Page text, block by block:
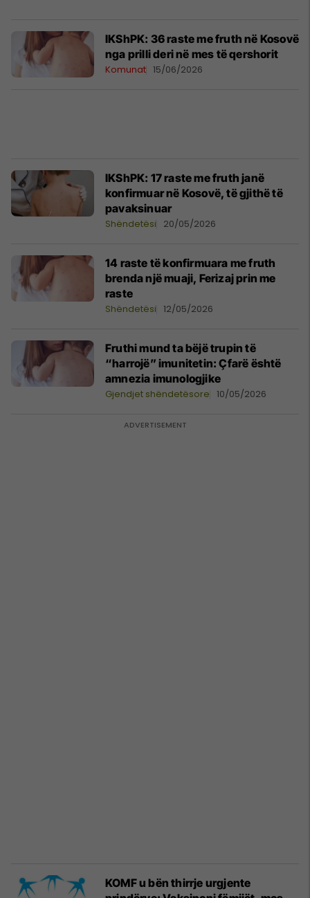
IKShPK: 36 raste me fruth në Kosovë
nga prilli deri në mes të qershorit
Komunat 15/06/2026
IKShPK: 17 raste me fruth janë
konfirmuar në Kosovë, të gjithë të
pavaksinuar
Shëndetësi 20/05/2026
14 raste të konfirmuara me fruth
brenda një muaji, Ferizaj prin me
raste
Shëndetësi 12/05/2026
Fruthi mund ta bëjë trupin të
“harrojë” imunitetin: Çfarë është
amnezia imunologjike
Gjendjet shëndetësore 10/05/2026
KOMF u bën thirrje urgjente